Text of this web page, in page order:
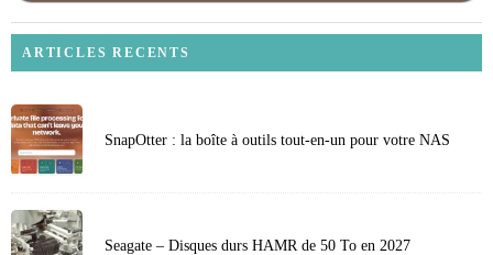
ARTICLES RECENTS
SnapOtter : la boîte à outils tout-en-un pour votre NAS
Seagate – Disques durs HAMR de 50 To en 2027